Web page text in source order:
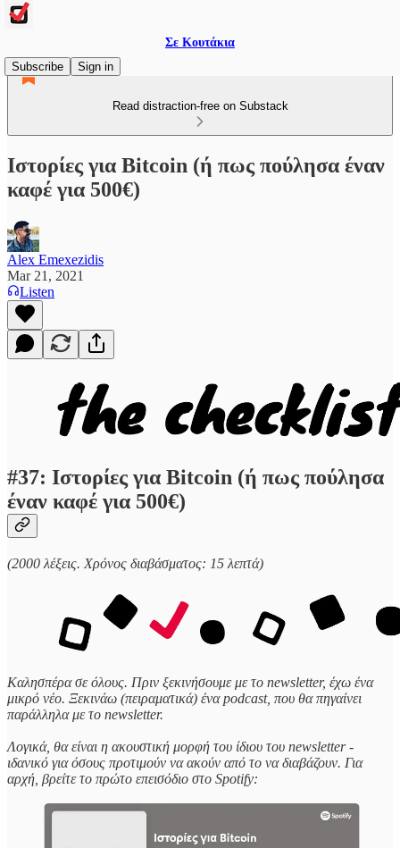
Σε Κουτάκια
Subscribe
Sign in
Read distraction-free on Substack
Ιστορίες για Bitcoin (ή πως πούλησα έναν
καφέ για 500€)
Alex Emexezidis
Mar 21, 2021
Listen
#37: Ιστορίες για Bitcoin (ή πως πούλησα
έναν καφέ για 500€)
(2000 λέξεις. Χρόνος διαβάσματος: 15 λεπτά)
Καλησπέρα σε όλους. Πριν ξεκινήσουμε με το newsletter, έχω ένα
μικρό νέο. Ξεκινάω (πειραματικά) ένα podcast, που θα πηγαίνει
παράλληλα με το newsletter.
Λογικά, θα είναι η ακουστική μορφή του ίδιου του newsletter -
ιδανικό για όσους προτιμούν να ακούν από το να διαβάζουν. Για
αρχή, βρείτε το πρώτο επεισόδιο στο Spotify: